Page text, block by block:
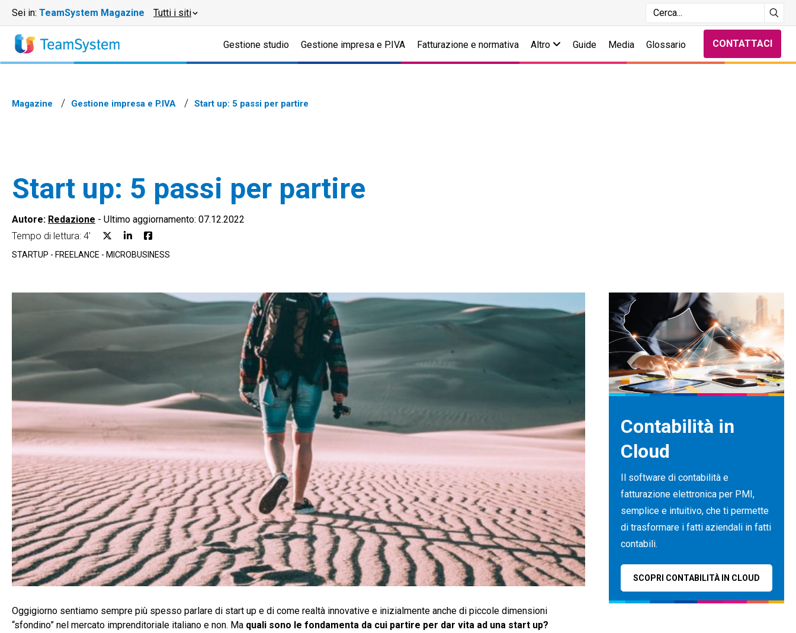
Sei in: TeamSystem Magazine Tutti i siti
Gestione studio Gestione impresa e P.IVA Fatturazione e normativa Altro Guide Media Glossario CONTATTACI
Magazine Gestione impresa e P.IVA Start up: 5 passi per partire
Start up: 5 passi per partire
Autore: Redazione - Ultimo aggiornamento: 07.12.2022
Tempo di lettura: 4'
STARTUP - FREELANCE - MICROBUSINESS
Oggigiorno sentiamo sempre più spesso parlare di start up e di come realtà innovative e inizialmente anche di piccole dimensioni
“sfondino” nel mercato imprenditoriale italiano e non. Ma quali sono le fondamenta da cui partire per dar vita ad una start up?
Contabilità in
Cloud
Il software di contabilità e
fatturazione elettronica per PMI,
semplice e intuitivo, che ti permette
di trasformare i fatti aziendali in fatti
contabili.
SCOPRI CONTABILITÀ IN CLOUD